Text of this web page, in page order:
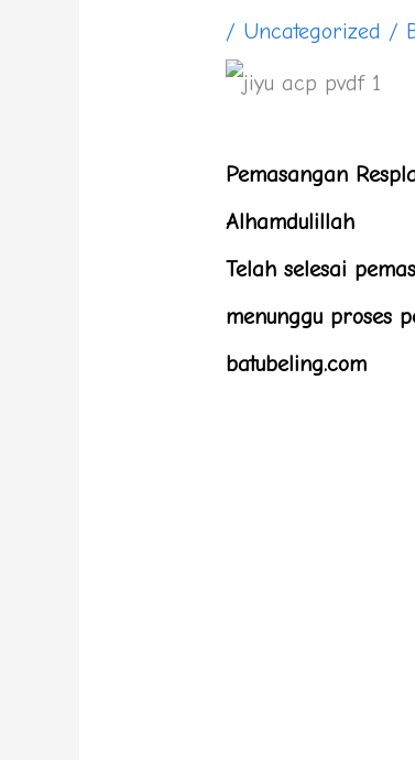
/ Uncategorized /
Pemasangan
Alhamdulillah
Telah selesai
menunggu proses
batubeling.com